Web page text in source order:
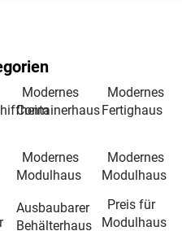
Modernes
Containerhaus
Modernes
Fertighaus
Modernes
Modulhaus
Modernes
Modulhaus
Ausbaubarer
Behälterhaus
Preis für
Modulhaus